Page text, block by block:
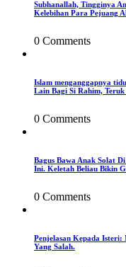
Subhanallah, Tingginya
Kelebihan Para Pejuang
0 Comments
Islam menganggapnya
Lain Bagi Si Rahim,
0 Comments
Bagus Bawa Anak Solat
Ini. Keletah Beliau Bikin
0 Comments
Penjelasan Kepada
Yang Salah.